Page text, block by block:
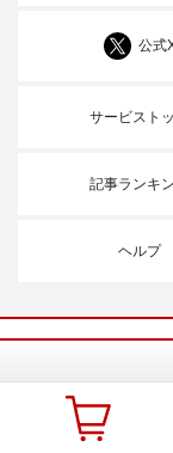
公式
サービスト
記事ランキ
ヘルプ